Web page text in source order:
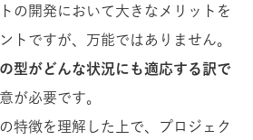
の開発において大きなメリットを
トですが、万能ではありません。
型がどんな状況にも適応する訳で
が必要です。
特徴を理解した上で、プロジェク